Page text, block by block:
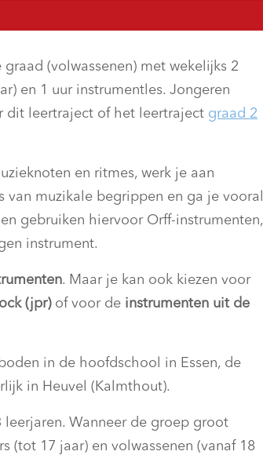
(volwassenen) met wekelijks 2
en 1 uur instrumentles. Jongeren
dit leertraject of het leertraject graad 2
en ritmes, werk je aan
muzikale begrippen en ga je vooral
gebruiken hiervoor Orff-instrumenten,
instrument.
. Maar je kan ook kiezen voor
(jpr)of voor de instrumenten uit de
in de hoofdschool in Essen, de
in Heuvel (Kalmthout).
leerjaren. Wanneer de groep groot
(tot 17 jaar) en volwassenen (vanaf 18